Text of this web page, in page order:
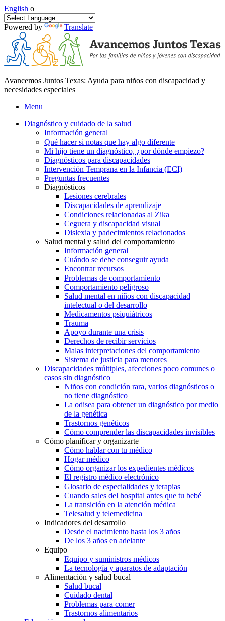
English o
Powered by Translate
Avancemos Juntos Texas: Ayuda para niños con discapacidad y
necesidades especiales
Menu
Diagnóstico y cuidado de la salud
Información general
Qué hacer si notas que hay algo diferente
Mi hijo tiene un diagnóstico, ¿por dónde empiezo?
Diagnósticos para discapacidades
Intervención Temprana en la Infancia (ECI)
Preguntas frecuentes
Diagnósticos
Lesiones cerebrales
Discapacidades de aprendizaje
Condiciones relacionadas al Zika
Ceguera y discapacidad visual
Dislexia y padecimientos relacionados
Salud mental y salud del comportamiento
Información general
Cuándo se debe conseguir ayuda
Encontrar recursos
Problemas de comportamiento
Comportamiento peligroso
Salud mental en niños con discapacidad
intelectual o del desarrollo
Medicamentos psiquiátricos
Trauma
Apoyo durante una crisis
Derechos de recibir servicios
Malas interpretaciones del comportamiento
Sistema de justicia para menores
Discapacidades múltiples, afecciones poco comunes o
casos sin diagnóstico
Niños con condición rara, varios diagnósticos o
no tiene diagnóstico
La odisea para obtener un diagnóstico por medio
de la genética
Trastornos genéticos
Cómo comprender las discapacidades invisibles
Cómo planificar y organizarte
Cómo hablar con tu médico
Hogar médico
Cómo organizar los expedientes médicos
El registro médico electrónico
Glosario de especialidades y terapias
Cuando sales del hospital antes que tu bebé
La transición en la atención médica
Telesalud y telemedicina
Indicadores del desarrollo
Desde el nacimiento hasta los 3 años
De los 3 años en adelante
Equipo
Equipo y suministros médicos
La tecnología y aparatos de adaptación
Alimentación y salud bucal
Salud bucal
Cuidado dental
Problemas para comer
Trastornos alimentarios